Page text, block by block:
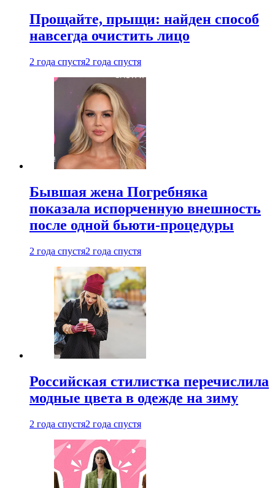
Прощайте, прыщи: найден способ
навсегда очистить лицо
2 года спустя2 года спустя
Бывшая жена Погребняка
показала испорченную внешность
после одной бьюти-процедуры
2 года спустя2 года спустя
Российская стилистка перечислила
модные цвета в одежде на зиму
2 года спустя2 года спустя